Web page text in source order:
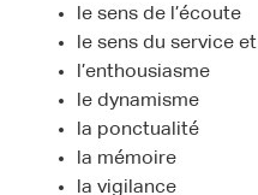
le sens de l’écoute
le sens du service
l’enthousiasme
le dynamisme
la ponctualité
la mémoire
la vigilance